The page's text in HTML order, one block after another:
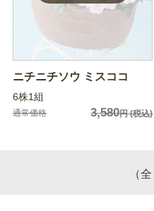
ニチニチソウ ミスココ
6株1組
通常価格 3,580円(税込)
（全